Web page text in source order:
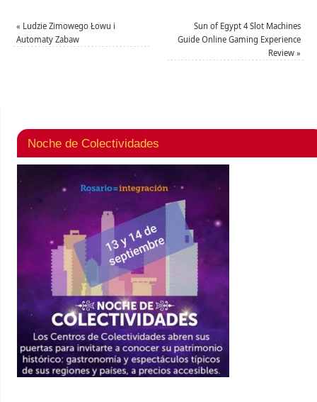
« Ludzie Zimowego Łowu i
Automaty Zabaw
Sun of Egypt 4 Slot Machines
Guide Online Gaming Experience
Review»
Noche de Colectividades